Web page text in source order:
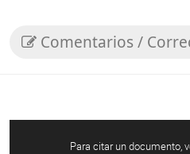
Comentarios /
Para citar un documento,